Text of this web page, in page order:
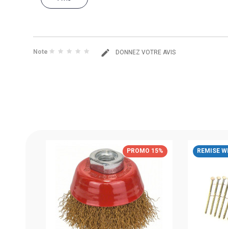
Note DONNEZ VOTRE AVIS
PROMO 15% REMISE